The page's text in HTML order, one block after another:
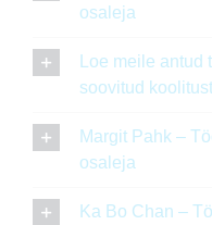
osaleja
Loe meile
soovitud
Margit Pahk –
osaleja
Ka Bo Chan –